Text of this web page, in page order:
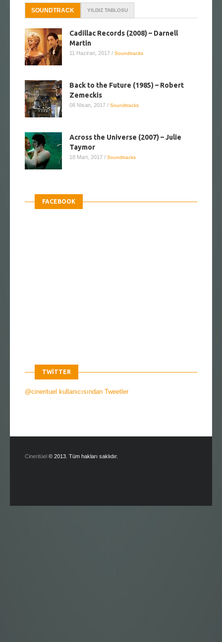
SOUNDTRACK YILDIZ TABLOSU
Cadillac Records (2008) – Darnell
Martin
11 Haziran, 2017 / Soundtracks
Back to the Future (1985) – Robert
Zemeckis
08 Nisan, 2017 / Soundtracks
Across the Universe (2007) – Julie
Taymor
18 Mart, 2017 / Soundtracks
FACEBOOK
TWITTER
@cinerituel kullanıcısından Tweetler
Cineritüel © 2013. Tüm hakları saklıdır.